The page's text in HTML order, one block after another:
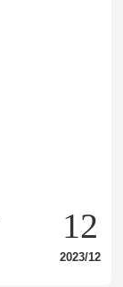
12
2023/12